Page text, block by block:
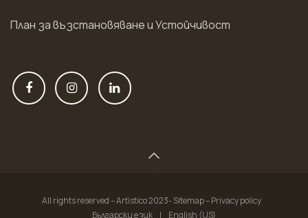
План за възстановяване и Устойчивост
All rights reserved – Artistico 2023- Sitemap – Privacy policy
Български език
| English (US)